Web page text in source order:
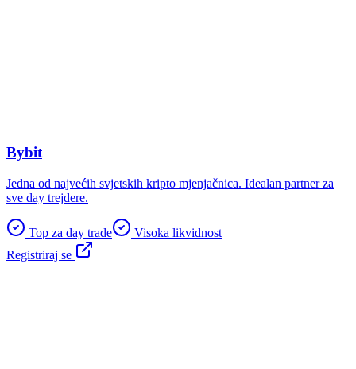
Bybit
Jedna od najvećih svjetskih kripto mjenjačnica. Idealan partner za
sve day trejdere.
Top za day trade
Visoka likvidnost
Registriraj se